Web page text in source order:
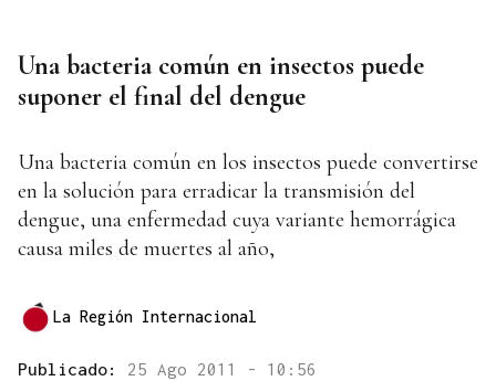
Una bacteria común en insectos puede
suponer el final del dengue
Una bacteria común en los insectos puede convertirse
en la solución para erradicar la transmisión del
dengue, una enfermedad cuya variante hemorrágica
causa miles de muertes al año,
La Región Internacional
Publicado: 25 Ago 2011 - 10:56